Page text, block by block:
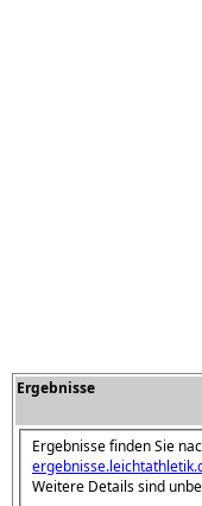
Ergebnisse
Ergebnisse finden Sie
Weitere Details sind